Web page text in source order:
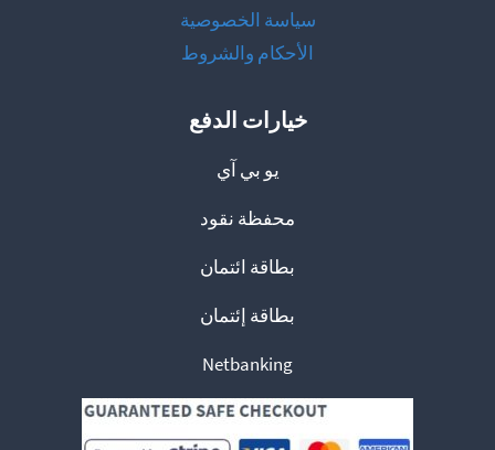
سياسة الخصوصية
الأحكام والشروط
خيارات الدفع
يو بي آي
محفظة نقود
بطاقة ائتمان
بطاقة إئتمان
Netbanking